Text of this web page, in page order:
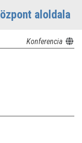
aloldala
Konferencia